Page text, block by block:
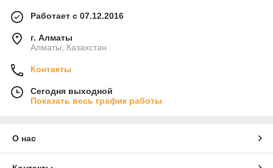
Работает с 07.12.2016
г. Алматы
Алматы, Казахстан
Контакты
Сегодня выходной
Показать весь график работы
О нас